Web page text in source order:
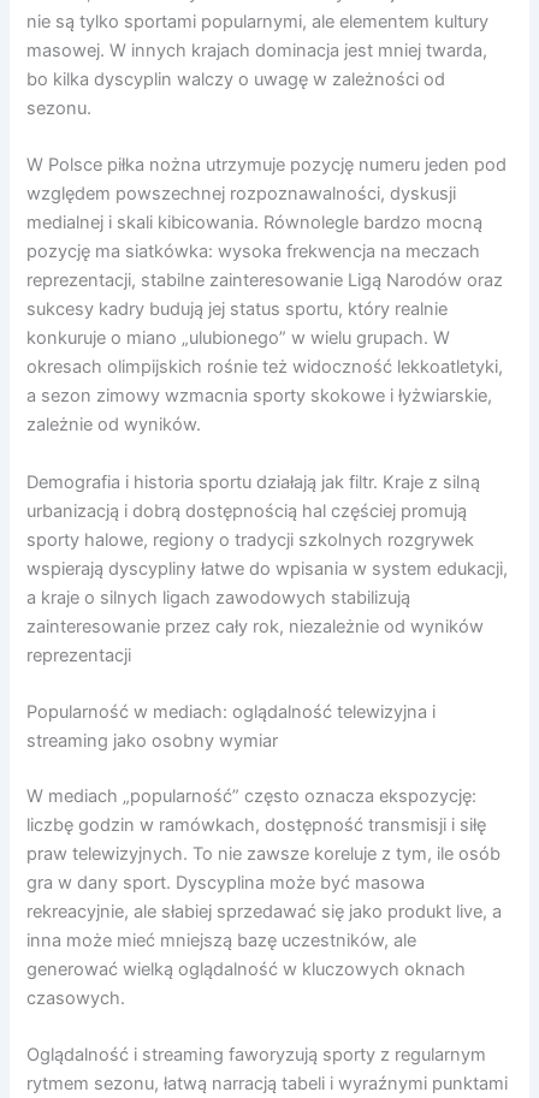
nie są tylko sportami popularnymi, ale elementem kultury
masowej. W innych krajach dominacja jest mniej twarda,
bo kilka dyscyplin walczy o uwagę w zależności od
sezonu.
W Polsce piłka nożna utrzymuje pozycję numeru jeden pod
względem powszechnej rozpoznawalności, dyskusji
medialnej i skali kibicowania. Równolegle bardzo mocną
pozycję ma siatkówka: wysoka frekwencja na meczach
reprezentacji, stabilne zainteresowanie Ligą Narodów oraz
sukcesy kadry budują jej status sportu, który realnie
konkuruje o miano „ulubionego” w wielu grupach. W
okresach olimpijskich rośnie też widoczność lekkoatletyki,
a sezon zimowy wzmacnia sporty skokowe i łyżwiarskie,
zależnie od wyników.
Demografia i historia sportu działają jak filtr. Kraje z silną
urbanizacją i dobrą dostępnością hal częściej promują
sporty halowe, regiony o tradycji szkolnych rozgrywek
wspierają dyscypliny łatwe do wpisania w system edukacji,
a kraje o silnych ligach zawodowych stabilizują
zainteresowanie przez cały rok, niezależnie od wyników
reprezentacji
Popularność w mediach: oglądalność telewizyjna i
streaming jako osobny wymiar
W mediach „popularność” często oznacza ekspozycję:
liczbę godzin w ramówkach, dostępność transmisji i siłę
praw telewizyjnych. To nie zawsze koreluje z tym, ile osób
gra w dany sport. Dyscyplina może być masowa
rekreacyjnie, ale słabiej sprzedawać się jako produkt live, a
inna może mieć mniejszą bazę uczestników, ale
generować wielką oglądalność w kluczowych oknach
czasowych.
Oglądalność i streaming faworyzują sporty z regularnym
rytmem sezonu, łatwą narracją tabeli i wyraźnymi punktami